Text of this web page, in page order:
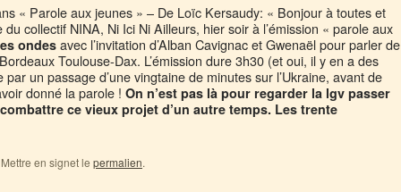
« Parole aux jeunes » – De Loïc Kersaudy: « Bonjour à toutes et
collectif NINA, Ni Ici Ni Ailleurs, hier soir à l’émission « parole aux
ondes avec l’invitation d’Alban Cavignac et Gwenaël pour parler de
Toulouse-Dax. L’émission dure 3h30 (et oui, il y en a des
un passage d’une vingtaine de minutes sur l’Ukraine, avant de
donné la parole ! On n’est pas là pour regarder la lgv passer
ce vieux projet d’un autre temps. Les trente
en signet le permalien.